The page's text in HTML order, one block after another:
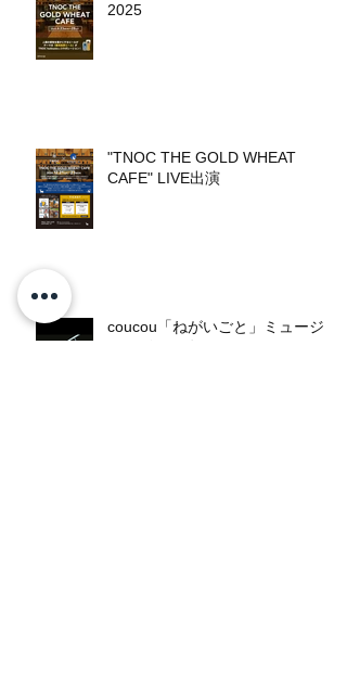
2025
"TNOC THE GOLD WHEAT
CAFE" LIVE出演
coucou「ねがいごと」ミュージ